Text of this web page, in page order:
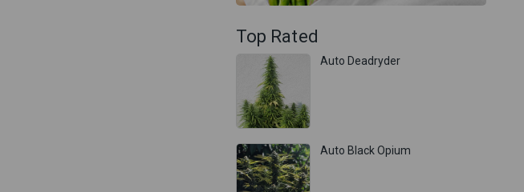
Top Rated
Auto Deadryder
Auto Black Opium